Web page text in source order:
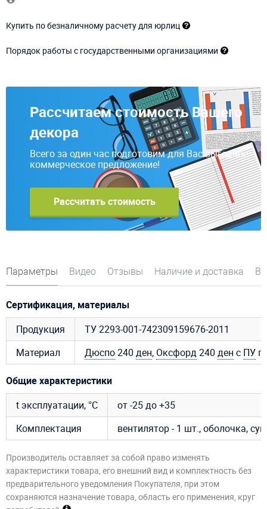
Купить по безналичному расчету для юрлиц
Порядок работы с государственными организациями
Рассчитаем стоимость Вашего
декора
Всего за один час подготовим для Вас выгодное
коммерческое предложение!
Рассчитать стоимость
Параметры Видео Отзывы Наличие и доставка
Сертификация, материалы
Продукция
ТУ 2293-001-742309159676-2011
Материал
Дюспо240 ден, Оксфорд240 ден с ПУ
Общие характеристики
t эксплуатации, °C
от -25 до +35
Комплектация
вентилятор - 1 шт., оболочка,
Производитель оставляет за собой право изменять
характеристики товара, его внешний вид и комплектность без
предварительного уведомления Покупателя, при этом
сохраняются назначение товара, область его применения, круг